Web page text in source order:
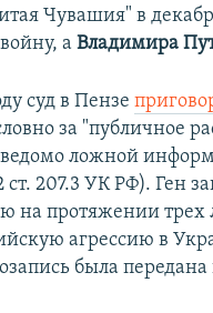
Чувашия" в
аВладимира
суд в Пензе
за "публичное
ложной
207.3 УК РФ). Ген
на протяжении
агрессию в
была